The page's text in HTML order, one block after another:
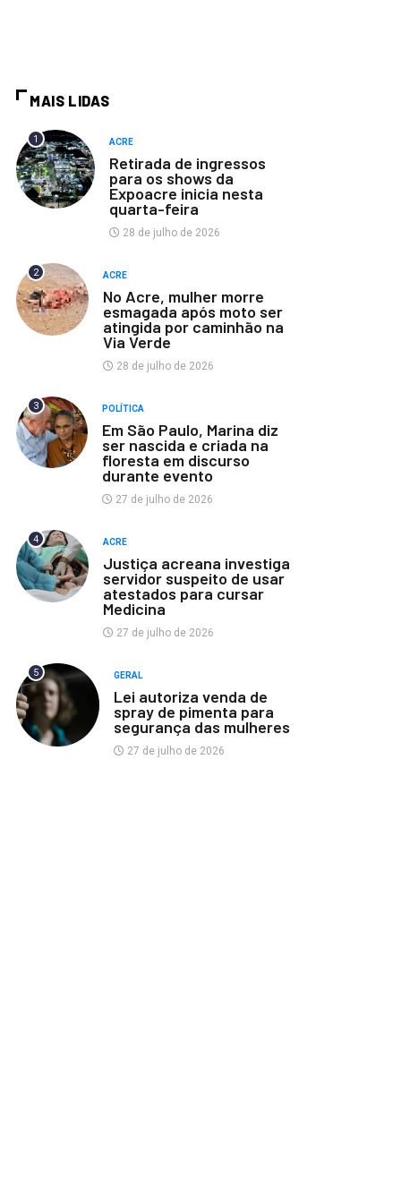
MAIS LIDAS
1 ACRE
Retirada de ingressos
para os shows da
Expoacre inicia nesta
quarta-feira
28 de julho de 2026
2 ACRE
No Acre, mulher morre
esmagada após moto ser
atingida por caminhão na
Via Verde
28 de julho de 2026
3 POLÍTICA
Em São Paulo, Marina diz
ser nascida e criada na
floresta em discurso
durante evento
27 de julho de 2026
4 ACRE
Justiça acreana investiga
servidor suspeito de usar
atestados para cursar
Medicina
27 de julho de 2026
5 GERAL
Lei autoriza venda de
spray de pimenta para
segurança das mulheres
27 de julho de 2026